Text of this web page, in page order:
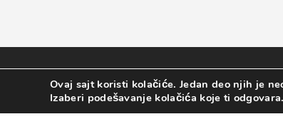
© 2019 ЦЕНТАР ЗА ПРОМОЦИЈУ НАУКЕ
Ovaj sajt koristi kolačiće. Jedan deo njih je
Izaberi podešavanje kolačića koje ti odgovara.